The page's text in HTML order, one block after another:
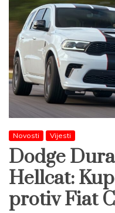
Novosti Vijesti
Dodge
Hellcat:
protiv Fiat